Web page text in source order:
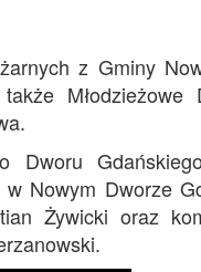
z Gminy
Młodzieżowe
Dworu
Nowym Dworze
Żywicki oraz
ultra szybki internet
Twoim domu